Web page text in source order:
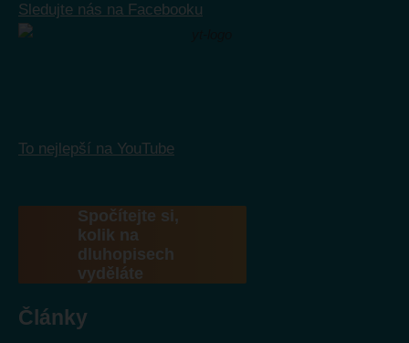
Sledujte nás na Facebooku
To nejlepší na YouTube
Spočítejte si,
kolik na
dluhopisech
vyděláte
Články